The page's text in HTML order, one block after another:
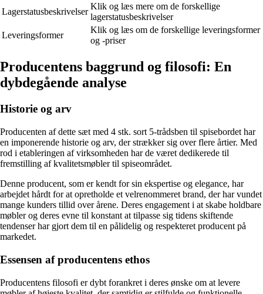
Lagerstatusbeskrivelser
Klik og læs mere om de forskellige
lagerstatusbeskrivelser
Leveringsformer
Klik og læs om de forskellige leveringsformer
og -priser
Producentens baggrund og filosofi: En
dybdegående analyse
Historie og arv
Producenten af dette sæt med 4 stk. sort 5-trådsben til spisebordet har
en imponerende historie og arv, der strækker sig over flere årtier. Med
rod i etableringen af virksomheden har de været dedikerede til
fremstilling af kvalitetsmøbler til spiseområdet.
Denne producent, som er kendt for sin ekspertise og elegance, har
arbejdet hårdt for at opretholde et velrenommeret brand, der har vundet
mange kunders tillid over årene. Deres engagement i at skabe holdbare
møbler og deres evne til konstant at tilpasse sig tidens skiftende
tendenser har gjort dem til en pålidelig og respekteret producent på
markedet.
Essensen af producentens ethos
Producentens filosofi er dybt forankret i deres ønske om at levere